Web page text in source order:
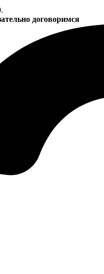
договоримся